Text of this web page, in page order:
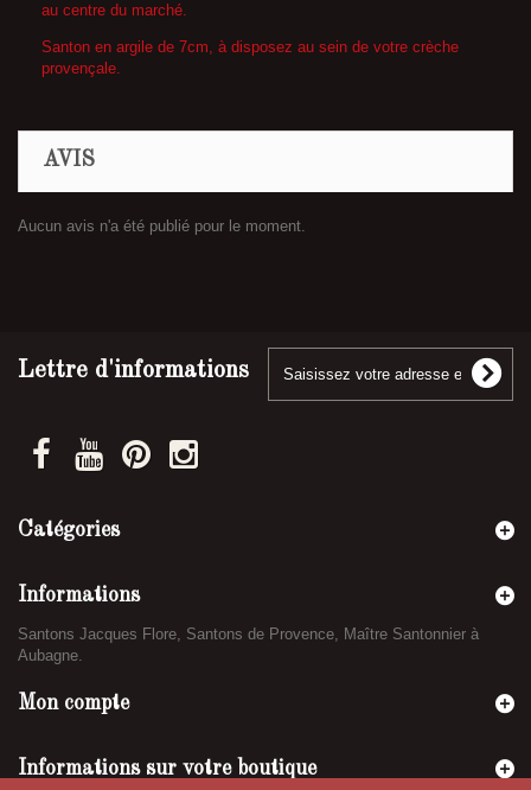
au centre du marché.
Santon en argile de 7cm, à disposez au sein de votre crèche
provençale.
AVIS
Aucun avis n'a été publié pour le moment.
Lettre d'informations
Catégories
Informations
Santons Jacques Flore, Santons de Provence, Maître Santonnier à
Aubagne.
Mon compte
Informations sur votre boutique